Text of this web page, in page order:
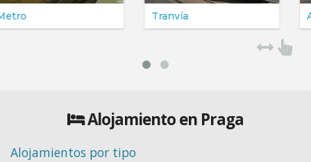
Alojamiento en Praga
Alojamientos por tipo